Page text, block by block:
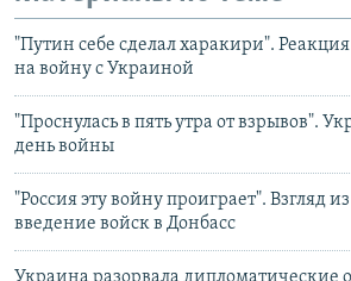
"Путин себе сделал харакири".
на войну с Украиной
"Проснулась в пять утра от взрывов".
день войны
"Россия эту войну проиграет". Взгляд
введение войск в Донбасс